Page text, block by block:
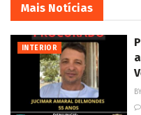
Mais Notícias
INTERIOR
BY